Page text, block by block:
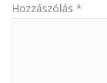
Hozzászólás *